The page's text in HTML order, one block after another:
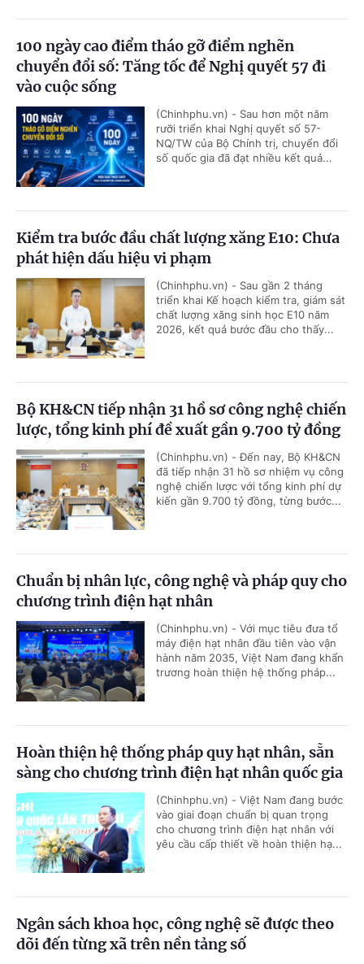
100 ngày cao điểm tháo gỡ điểm nghẽn
chuyển đổi số: Tăng tốc để Nghị quyết 57 đi
vào cuộc sống
(Chinhphu.vn) - Sau hơn một năm
rưỡi triển khai Nghị quyết số 57-
NQ/TW của Bộ Chính trị, chuyển đổi
số quốc gia đã đạt nhiều kết quả...
Kiểm tra bước đầu chất lượng xăng E10: Chưa
phát hiện dấu hiệu vi phạm
(Chinhphu.vn) - Sau gần 2 tháng
triển khai Kế hoạch kiểm tra, giám sát
chất lượng xăng sinh học E10 năm
2026, kết quả bước đầu cho thấy...
Bộ KH&CN tiếp nhận 31 hồ sơ công nghệ chiến
lược, tổng kinh phí đề xuất gần 9.700 tỷ đồng
(Chinhphu.vn) - Đến nay, Bộ KH&CN
đã tiếp nhận 31 hồ sơ nhiệm vụ công
nghệ chiến lược với tổng kinh phí dự
kiến gần 9.700 tỷ đồng, từng bước...
Chuẩn bị nhân lực, công nghệ và pháp quy cho
chương trình điện hạt nhân
(Chinhphu.vn) - Với mục tiêu đưa tổ
máy điện hạt nhân đầu tiên vào vận
hành năm 2035, Việt Nam đang khẩn
trương hoàn thiện hệ thống pháp...
Hoàn thiện hệ thống pháp quy hạt nhân, sẵn
sàng cho chương trình điện hạt nhân quốc gia
(Chinhphu.vn) - Việt Nam đang bước
vào giai đoạn chuẩn bị quan trọng
cho chương trình điện hạt nhân với
yêu cầu cấp thiết về hoàn thiện hạ...
Ngân sách khoa học, công nghệ sẽ được theo
dõi đến từng xã trên nền tảng số